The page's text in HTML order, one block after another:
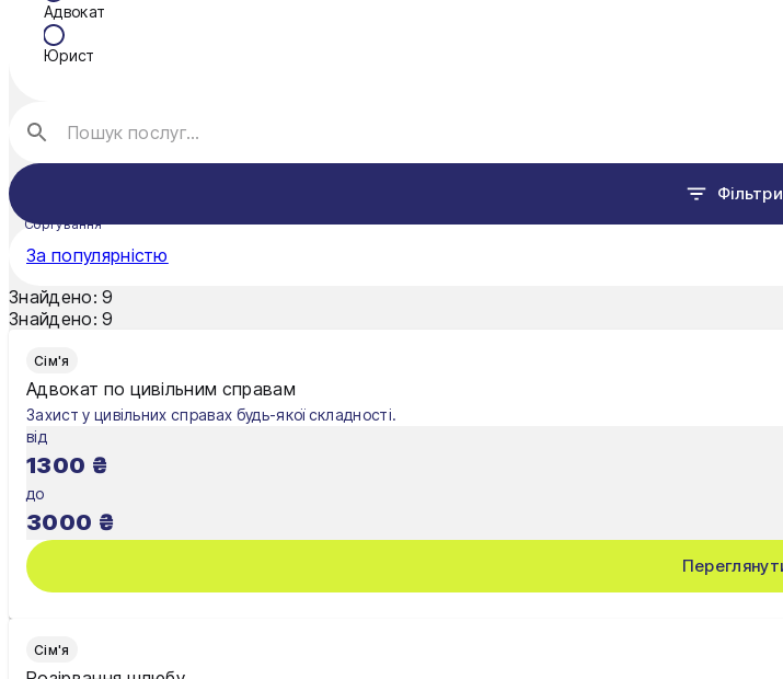
Адвокат
Юрист
Фільтри
Сортування
За популярністю
Знайдено: 9
Знайдено: 9
Сім'я
Адвокат по цивільним справам
Захист у цивільних справах будь-якої складності.
від
1300 ₴
до
3000 ₴
Сім'я